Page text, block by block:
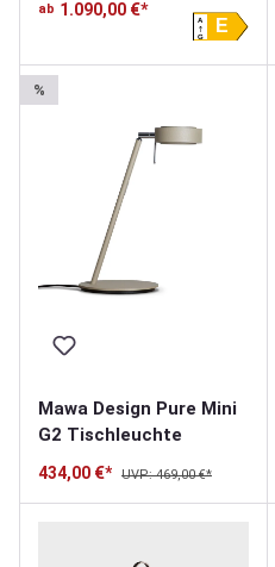
ab 1.090,00 €*
E
A
G
%
Mawa Design Pure Mini
G2 Tischleuchte
434,00 €* UVP: 469,00 €*